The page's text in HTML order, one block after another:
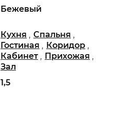
1,5
Бежевый
Кухня , Спальня ,
Гостиная , Коридор ,
Кабинет , Прихожая ,
Зал